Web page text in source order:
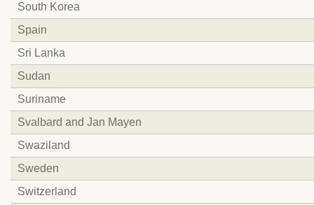
South Korea
Spain
Sri Lanka
Sudan
Suriname
Svalbard and Jan Mayen
Swaziland
Sweden
Switzerland